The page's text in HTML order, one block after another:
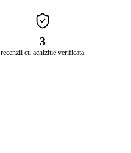
3
recenzii cu achizitie verificata